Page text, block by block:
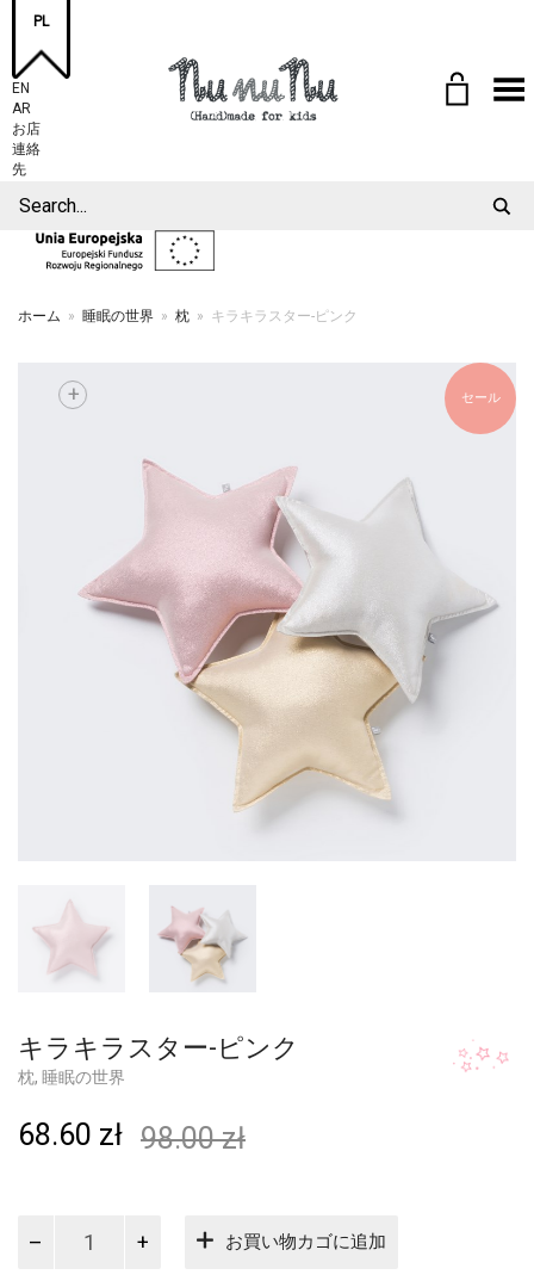
PL
EN
AR
お店
連絡
先
Toggle Menu
ホーム » 睡眠の世界 » 枕 » キラキラスター-ピンク
セール
キラキラスター-ピンク
枕, 睡眠の世界
98.00zł
68.60 zł
ラ
お買い物カゴに追加